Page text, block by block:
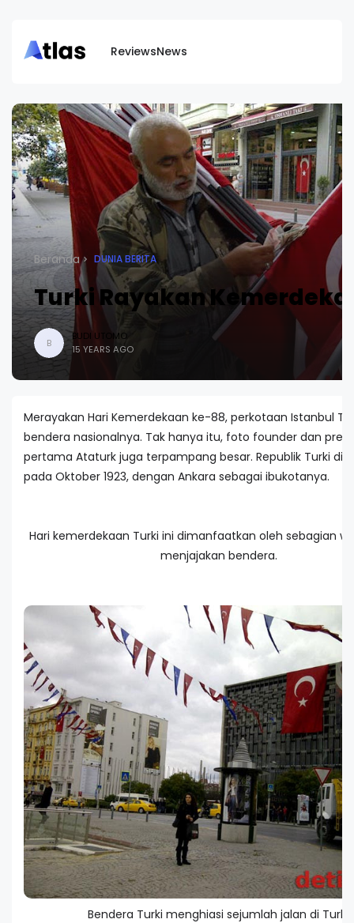
ReviewsNews
Beranda DUNIA BERITA
Turki Rayakan
B
BUDI UTOMO
15 YEARS AGO
Merayakan Hari Kemerdekaan ke-88, perkotaan Istanbul
bendera nasionalnya. Tak hanya itu, foto founder dan
pertama Ataturk juga terpampang besar. Republik Turki
pada Oktober 1923, dengan Ankara sebagai ibukotanya.
Hari kemerdekaan Turki ini dimanfaatkan oleh sebagian
menjajakan bendera.
Bendera Turki menghiasi sejumlah jalan di Turki.